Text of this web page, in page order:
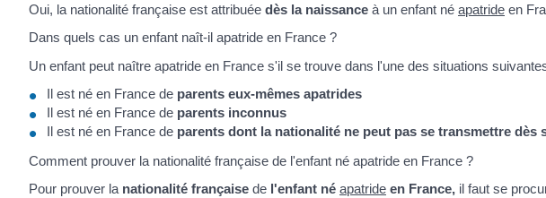
Oui, la nationalité française est attribuée dès la naissance à un enfant né apatride en
Dans quels cas un enfant naît-il apatride en France ?
Un enfant peut naître apatride en France s'il se trouve dans l'une des situations
Il est né en France de parents eux-mêmes apatrides
Il est né en France de parents inconnus
Il est né en France de parents dont la nationalité ne peut pas se transmettre dès
Comment prouver la nationalité française de l'enfant né apatride en France ?
Pour prouver la nationalité française de l'enfant né apatride en France, il faut se